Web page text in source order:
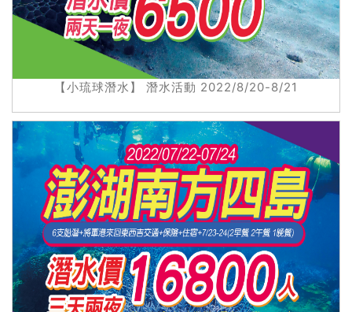
【小琉球潛水】 潛水活動 2022/8/20-8/21